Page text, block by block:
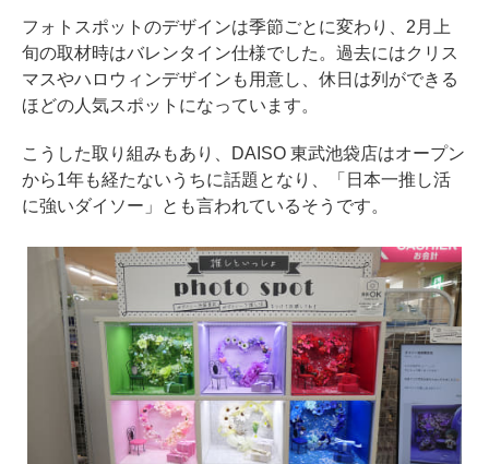
フォトスポットのデザインは季節ごとに変わり、2月上
旬の取材時はバレンタイン仕様でした。過去にはクリス
マスやハロウィンデザインも用意し、休日は列ができる
ほどの人気スポットになっています。
こうした取り組みもあり、DAISO 東武池袋店はオープン
から1年も経たないうちに話題となり、「日本一推し活
に強いダイソー」とも言われているそうです。